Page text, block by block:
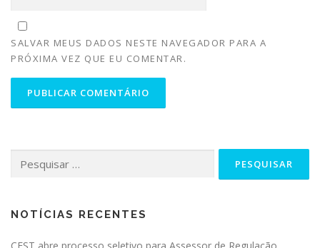
SALVAR MEUS DADOS NESTE NAVEGADOR PARA A
PRÓXIMA VEZ QUE EU COMENTAR.
NOTÍCIAS RECENTES
CEST abre processo seletivo para Assessor de Regulação